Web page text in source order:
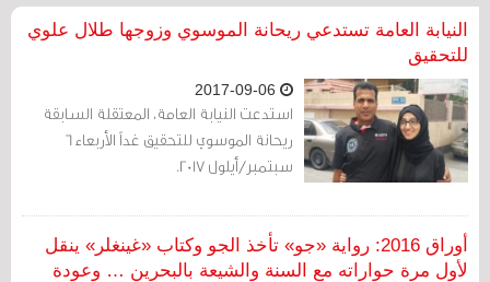
النيابة العامة تستدعي ريحانة الموسوي وزوجها طلال علوي
للتحقيق
استدعت النيابة العامة، المعتقلة السابقة
ريحانة الموسوي للتحقيق غداً الأربعاء 6
سبتمبر/أيلول 2017.
أوراق 2016: رواية «جو» تأخذ الجو وكتاب «غينغلر» ينقل
لأول مرة حواراته مع السنة والشيعة بالبحرين … وعودة